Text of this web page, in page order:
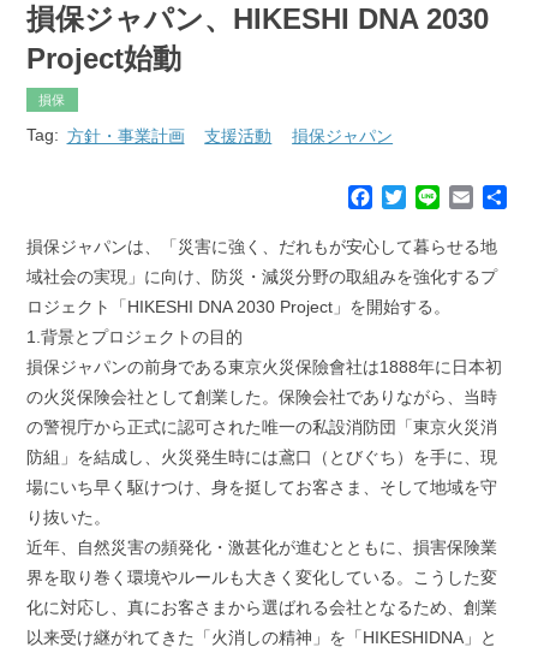
損保ジャパン、HIKESHI DNA 2030
Project始動
損保
Tag: 方針・事業計画 支援活動 損保ジャパン
c
e
o
k
T
i
t
t
e
n
e
E
a
i
損保ジャパンは、「災害に強く、だれもが安心して暮らせる地
域社会の実現」に向け、防災・減災分野の取組みを強化するプ
ロジェクト「HIKESHI DNA 2030 Project」を開始する。
1.背景とプロジェクトの目的
損保ジャパンの前身である東京火災保險會社は1888年に日本初
の火災保険会社として創業した。保険会社でありながら、当時
の警視庁から正式に認可された唯一の私設消防団「東京火災消
防組」を結成し、火災発生時には鳶口（とびぐち）を手に、現
場にいち早く駆けつけ、身を挺してお客さま、そして地域を守
り抜いた。
近年、自然災害の頻発化・激甚化が進むとともに、損害保険業
界を取り巻く環境やルールも大きく変化している。こうした変
化に対応し、真にお客さまから選ばれる会社となるため、創業
以来受け継がれてきた「火消しの精神」を「HIKESHIDNA」と